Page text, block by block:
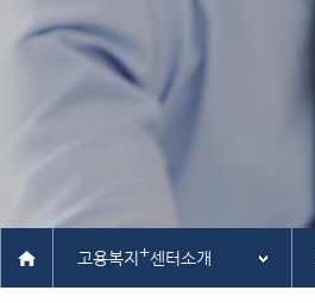
고용복지 +센터소개